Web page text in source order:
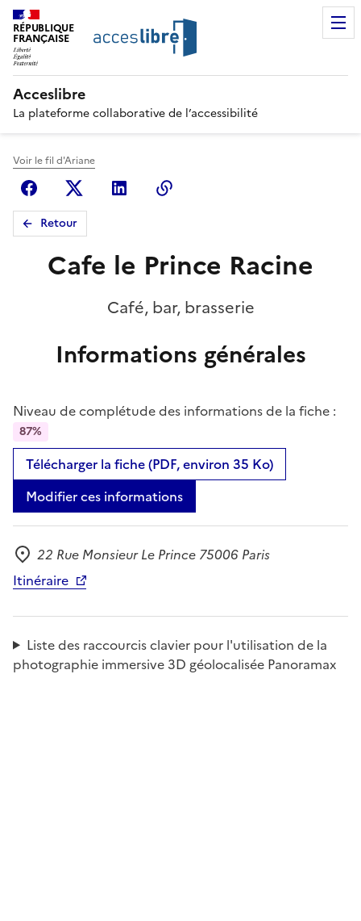
RÉPUBLIQUE
FRANÇAISE
Acceslibre
La plateforme collaborative de l’accessibilité
Voir le fil d'Ariane
FacebookX (anciennement Twitter)
Linkedin
Retour
Cafe le Prince Racine
Café, bar, brasserie
Informations générales
Niveau de complétude des informations de la fiche :
87%
Télécharger la fiche (PDF, environ 35 Ko)
Modifier ces informations
Adresse
22 Rue Monsieur Le Prince 75006 Paris
Itinéraire
Liste des raccourcis clavier pour l'utilisation de la
photographie immersive 3D géolocalisée Panoramax